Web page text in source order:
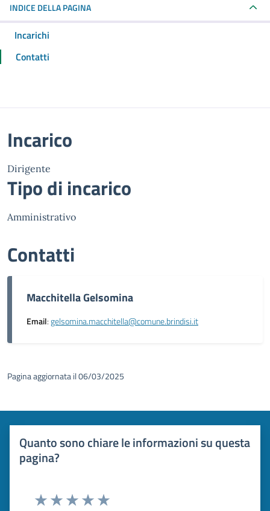
INDICE DELLA PAGINA
Incarichi
Contatti
Incarico
Dirigente
Tipo di incarico
Amministrativo
Contatti
Macchitella Gelsomina
Email:gelsomina.macchitella@comune.brindisi.it
Pagina aggiornata il 06/03/2025
Quanto sono chiare le informazioni su questa
pagina?